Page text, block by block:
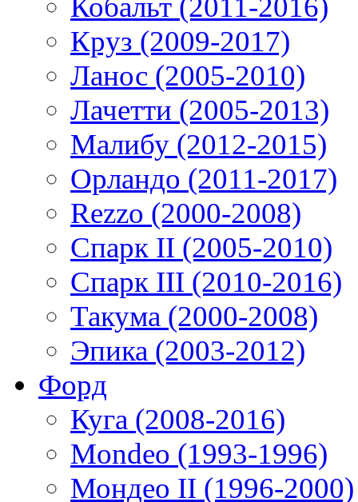
Кобальт (2011-2016)
Круз (2009-2017)
Ланос (2005-2010)
Лачетти (2005-2013)
Малибу (2012-2015)
Орландо (2011-2017)
Rezzo (2000-2008)
Спарк II (2005-2010)
Спарк III (2010-2016)
Такума (2000-2008)
Эпика (2003-2012)
Форд
Куга (2008-2016)
Mondeo (1993-1996)
Мондео II (1996-2000)